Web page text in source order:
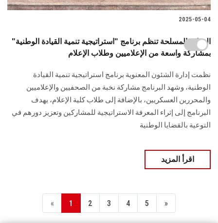
2025-05-04
القوات المسلحة تنظم برنامج "استراتيجية تنمية القيادة الوطنية"
بمشاركة واسعة من الإعلاميين وطلاب الإعلام
نظمت إدارة الشئون المعنوية برنامج استراتيجية تنمية القيادة
الوطنية، وشهد البرنامج مشاركة نخبة من الصحفيين والإعلاميين
والمحررين العسكريين، بالإضافة إلى طلاب كلية الإعلام، يهدف
البرنامج إلى إثراء المعرفة الاستراتيجية للمشاركين وتعزيز دورهم في
التوعية بالقضايا الوطنية
اقرأ المزيد
« 1 2 3 4 5 »